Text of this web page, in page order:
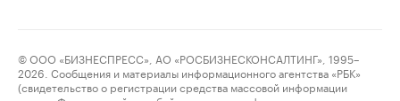
© ООО «БИЗНЕСПРЕСС», АО «РОСБИЗНЕСКОНСАЛТИНГ», 1995–
2026. Сообщения и материалы информационного агентства «РБК»
(свидетельство о регистрации средства массовой информации